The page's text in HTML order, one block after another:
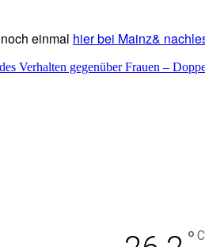
einmal hier bei Mainz&
Verhalten gegenüber Frauen –
° C